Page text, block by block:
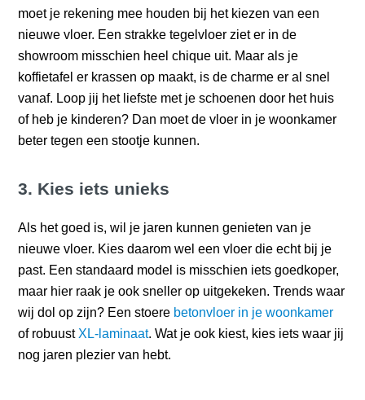
moet je rekening mee houden bij het kiezen van een
nieuwe vloer. Een strakke tegelvloer ziet er in de
showroom misschien heel chique uit. Maar als je
koffietafel er krassen op maakt, is de charme er al snel
vanaf. Loop jij het liefste met je schoenen door het huis
of heb je kinderen? Dan moet de vloer in je woonkamer
beter tegen een stootje kunnen.
3. Kies iets unieks
Als het goed is, wil je jaren kunnen genieten van je
nieuwe vloer. Kies daarom wel een vloer die echt bij je
past. Een standaard model is misschien iets goedkoper,
maar hier raak je ook sneller op uitgekeken. Trends waar
wij dol op zijn? Een stoere betonvloer in je woonkamer
of robuust XL-laminaat. Wat je ook kiest, kies iets waar jij
nog jaren plezier van hebt.